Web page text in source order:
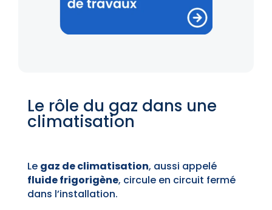
Le rôle du gaz dans une
climatisation
Le gaz de climatisation, aussi appelé
fluide frigorigène, circule en circuit fermé
dans l’installation.